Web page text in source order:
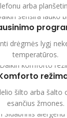
arba
drėgmės lygį
temperatūros.
šilto arba
esančius žmones.